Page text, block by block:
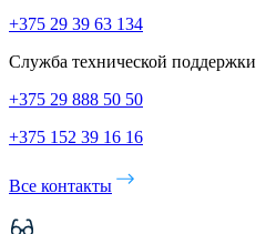
+375 29 39 63 134
Служба технической поддержки
+375 29 888 50 50
+375 152 39 16 16
Все контакты